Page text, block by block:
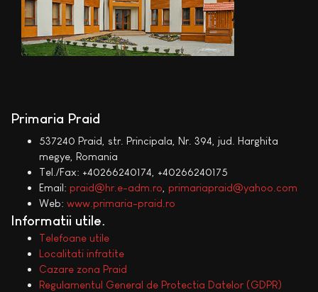
Primaria Praid
537240 Praid, str. Principala, Nr. 394, jud. Harghita
megye, Romania
Tel./Fax: +40266240174, +40266240175
Email: praid@hr.e-adm.ro primariapraid@yahoo.com
Web: www.primaria-praid.ro
Informatii utile
Telefoane utile
Localitati infratite
Cazare zona Praid
Regulamentul General de Protectia Datelor (GDPR)